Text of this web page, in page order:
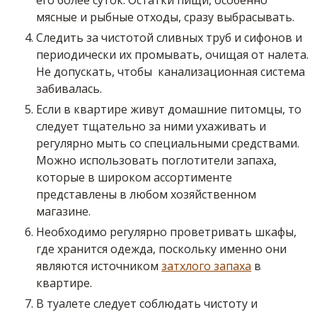
мясные и рыбные отходы, сразу выбрасывать.
Следить за чистотой сливных труб и сифонов и
периодически их промывать, очищая от налета.
Не допускать, чтобы канализационная система
забивалась.
Если в квартире живут домашние питомцы, то
следует тщательно за ними ухаживать и
регулярно мыть со специальными средствами.
Можно использовать поглотители запаха,
которые в широком ассортименте
представлены в любом хозяйственном
магазине.
Необходимо регулярно проветривать шкафы,
где хранится одежда, поскольку именно они
являются источникомзатхлого запаха в
квартире.
В туалете следует соблюдать чистоту и